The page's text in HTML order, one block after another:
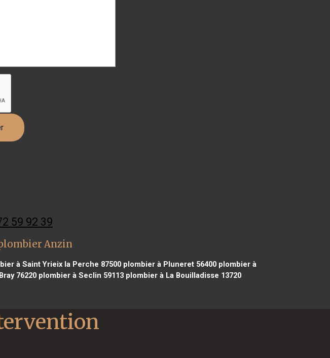
59 92 39
Anzin
à Saint Yrieix la Perche 87500 plombier à Pluneret 56400 plombier à
76220plombier à Seclin 59113plombier à La Bouilladisse 13720